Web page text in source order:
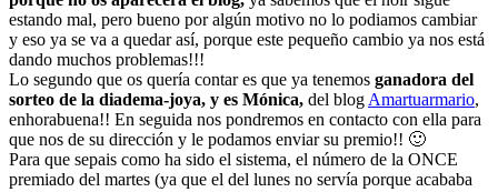
estando mal, pero bueno por algún motivo no lo podiamos cambiar
y eso ya se va a quedar así, porque este pequeño cambio ya nos está
dando muchos problemas!!!
Lo segundo que os quería contar es que ya tenemos ganadora del
sorteo de la diadema-joya, y es Mónica, del blog Amartuarmario,
enhorabuena!! En seguida nos pondremos en contacto con ella para
que nos de su dirección y le podamos enviar su premio!! 🙂
Para que sepais como ha sido el sistema, el número de la ONCE
premiado del martes (ya que el del lunes no servía porque acababa